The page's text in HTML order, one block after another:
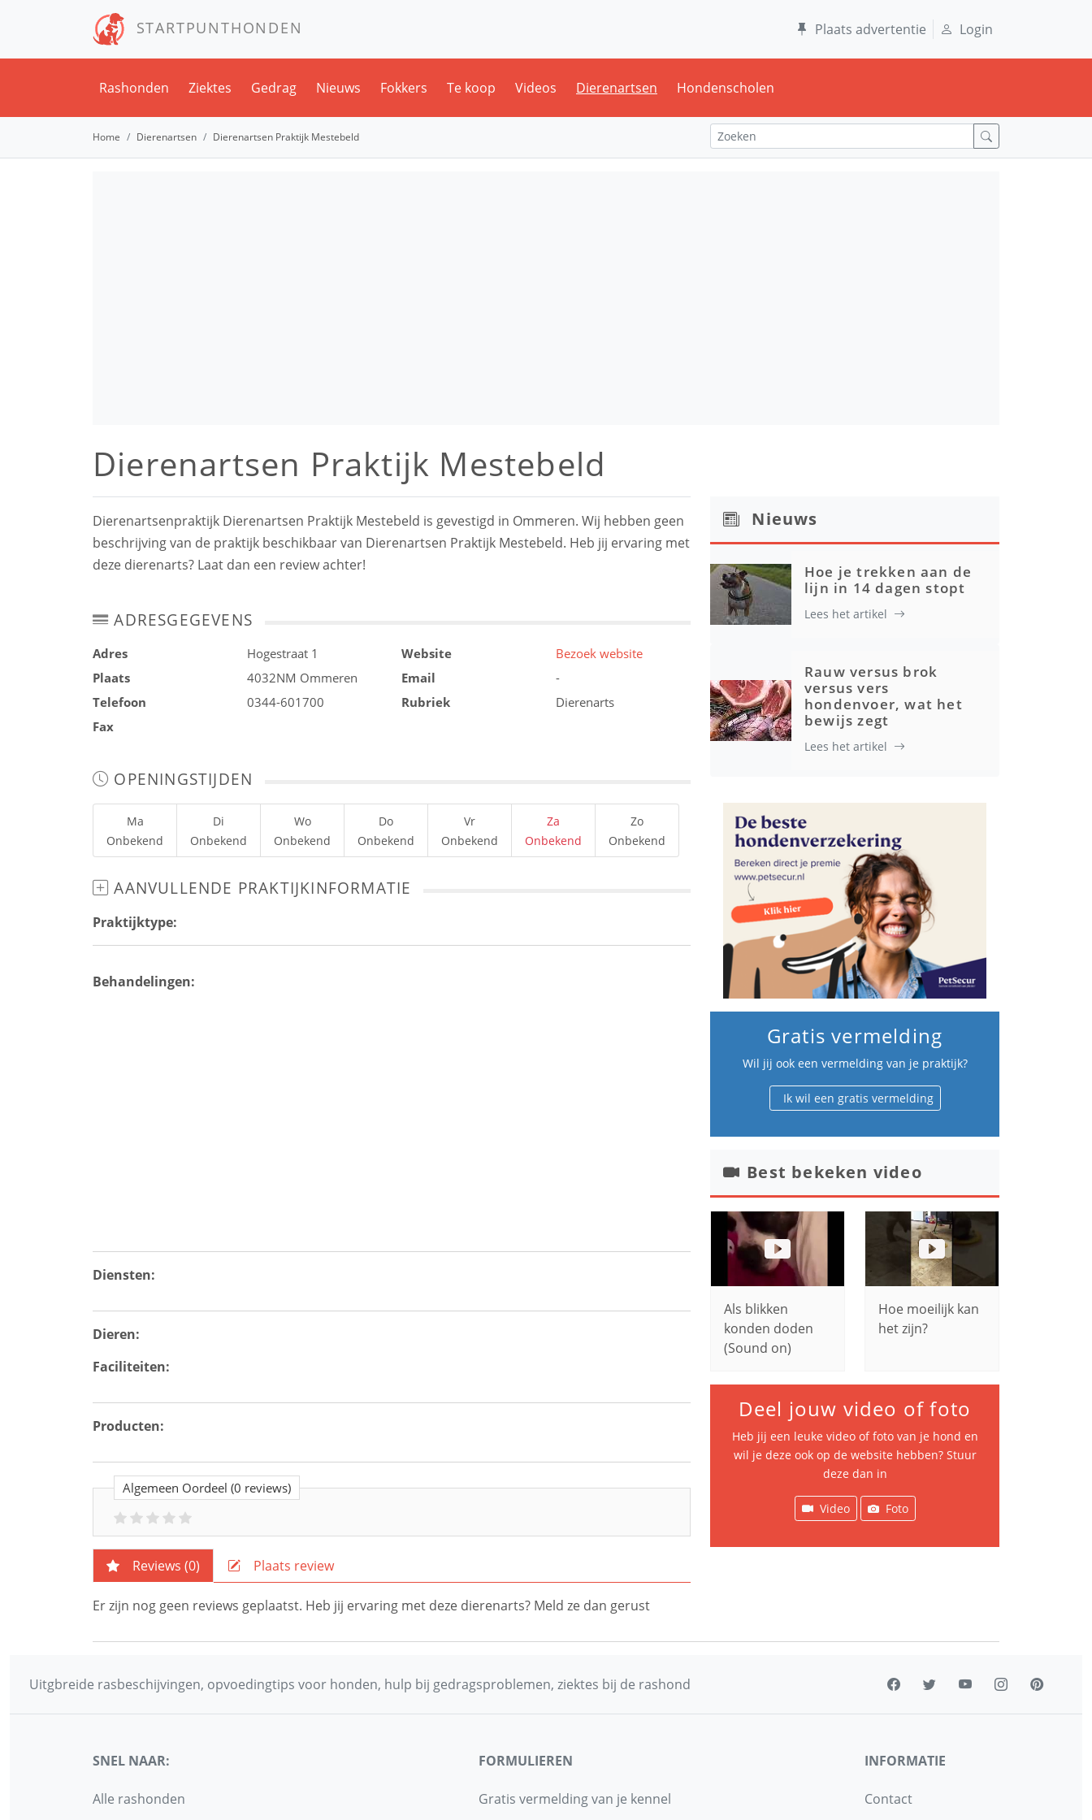
STARTPUNTHONDEN Plaats advertentie Login
Rashonden Ziektes Gedrag Nieuws Fokkers Te koop Videos Dierenartsen Hondenscholen
Home Dierenartsen Dierenartsen Praktijk Mestebeld
Dierenartsen Praktijk Mestebeld
Dierenartsenpraktijk Dierenartsen Praktijk Mestebeld is gevestigd in Ommeren. Wij hebben geen
beschrijving van de praktijk beschikbaar van Dierenartsen Praktijk Mestebeld. Heb jij ervaring met
deze dierenarts? Laat dan een review achter!
ADRESGEGEVENS
Adres
Hogestraat 1
Plaats
4032NM Ommeren
Telefoon
0344-601700
Fax
Website
Bezoek website
Email
-
Rubriek
Dierenarts
OPENINGSTIJDEN
Ma
Onbekend
Di
Onbekend
Wo
Onbekend
Do
Onbekend
Vr
Onbekend
Za
Onbekend
Zo
Onbekend
AANVULLENDE PRAKTIJKINFORMATIE
Praktijktype:
Behandelingen:
Diensten:
Dieren:
Faciliteiten:
Producten:
Algemeen Oordeel (0 reviews)
Reviews (0) Plaats review
Er zijn nog geen reviews geplaatst. Heb jij ervaring met deze dierenarts? Meld ze dan gerust
Nieuws
Hoe je trekken aan de
lijn in 14 dagen stopt
Lees het artikel
Rauw versus brok
versus vers
hondenvoer, wat het
bewijs zegt
Lees het artikel
Gratis vermelding
Wil jij ook een vermelding van je praktijk?
Ik wil een gratis vermelding
Best bekeken video
Als blikken
konden doden
(Sound on)
Hoe moeilijk kan
het zijn?
Deel jouw video of foto
Heb jij een leuke video of foto van je hond en
wil je deze ook op de website hebben? Stuur
deze dan in
Video Foto
Uitgbreide rasbeschijvingen, opvoedingtips voor honden, hulp bij gedragsproblemen, ziektes bij de rashond
SNEL NAAR:
Alle rashonden
FORMULIEREN
Gratis vermelding van je kennel
INFORMATIE
Contact